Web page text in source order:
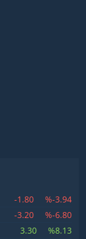
-1.80
%-3.94
-3.20
%-6.80
3.30
%8.13